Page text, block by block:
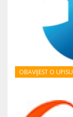
OBAVIJEST O